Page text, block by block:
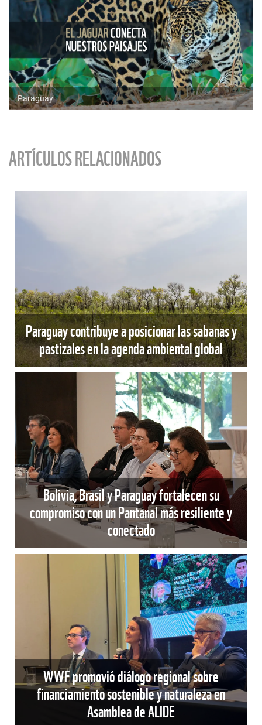
Paraguay
ARTÍCULOS RELACIONADOS
Paraguay contribuye a posicionar las sabanas y
pastizales en la agenda ambiental global
Bolivia, Brasil y Paraguay fortalecen su
compromiso con un Pantanal más resiliente y
conectado
WWF promovió diálogo regional sobre
financiamiento sostenible y naturaleza en
Asamblea de ALIDE